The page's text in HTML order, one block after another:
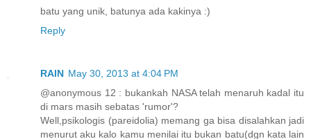
batu yang unik, batunya ada kakinya :)
Reply
RAIN May 30, 2013 at 4:04 PM
@anonymous 12 : bukankah NASA telah menaruh kadal itu
di mars masih sebatas 'rumor'?
Well,psikologis (pareidolia) memang ga bisa disalahkan jadi
menurut aku kalo kamu menilai itu bukan batu(dgn kata lain